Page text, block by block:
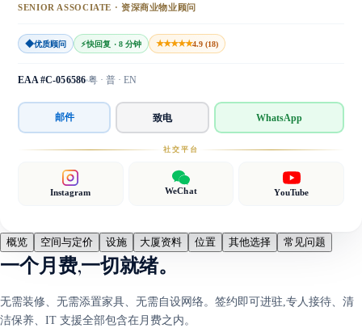
SENIOR ASSOCIATE · 资深商业物业顾问
◆优质顾问 ⚡快回复 · 8 分钟 ★★★★★4.9 (18)
EAA #C-056586 粤 · 普 · EN
邮件 致电 WhatsApp
社交平台
Instagram WeChat YouTube
概览 空间与定价 设施 大厦资料 位置 其他选择 常见问题
一个月费,一切就绪。
无需装修、无需添置家具、无需自设网络。签约即可进驻,专人接待、清
洁保养、IT 支援全部包含在月费之内。